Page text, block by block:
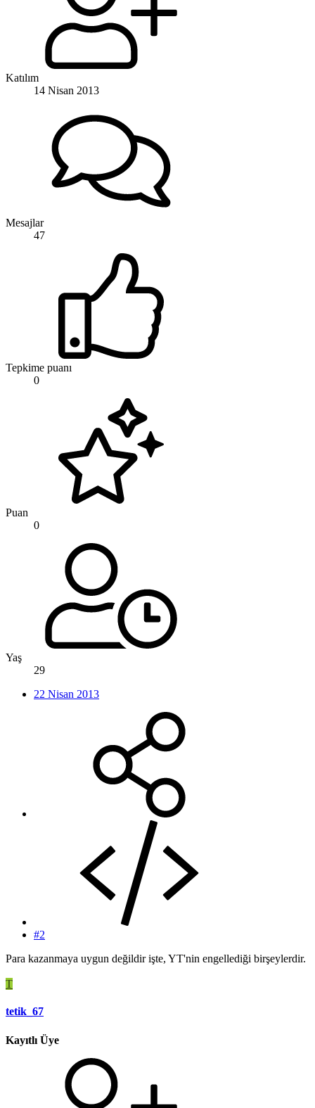
Katılım
14 Nisan 2013
Mesajlar
47
Tepkime puanı
0
Puan
0
Yaş
29
22 Nisan 2013
#2
Para kazanmaya uygun değildir işte, YT'nin engellediği birşeylerdir.
T
tetik_67
Kayıtlı Üye